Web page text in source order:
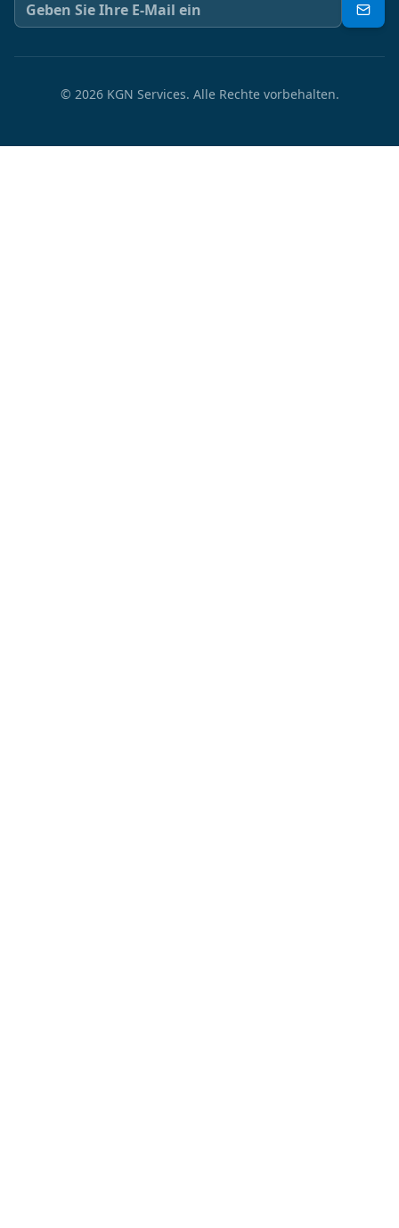
© 2026KGN Services. Alle Rechte vorbehalten.